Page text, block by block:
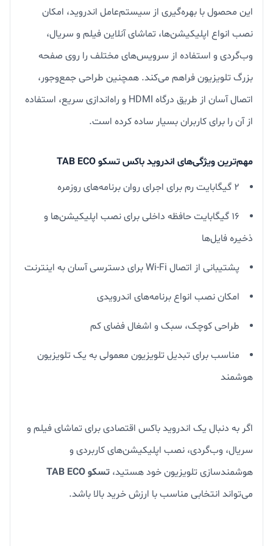
این محصول با بهره‌گیری از سیستم‌عامل اندروید، امکان
نصب انواع اپلیکیشن‌ها، تماشای آنلاین فیلم و سریال،
وب‌گردی و استفاده از سرویس‌های مختلف را روی صفحه
بزرگ تلویزیون فراهم می‌کند. همچنین طراحی جمع‌وجور،
اتصال آسان از طریق درگاه HDMI و راه‌اندازی سریع، استفاده
از آن را برای کاربران بسیار ساده کرده است.
مهم‌ترین ویژگی‌های اندروید باکس تسکو TAB ECO
۲ گیگابایت رم برای اجرای روان برنامه‌های روزمره
۱۶ گیگابایت حافظه داخلی برای نصب اپلیکیشن‌ها و
ذخیره فایل‌ها
پشتیبانی از اتصال Wi-Fi برای دسترسی آسان به اینترنت
امکان نصب انواع برنامه‌های اندرویدی
طراحی کوچک، سبک و اشغال فضای کم
مناسب برای تبدیل تلویزیون معمولی به یک تلویزیون
هوشمند
اگر به دنبال یک اندروید باکس اقتصادی برای تماشای فیلم و
سریال، وب‌گردی، نصب اپلیکیشن‌های کاربردی و
هوشمندسازی تلویزیون خود هستید، تسکو TAB ECO
می‌تواند انتخابی مناسب با ارزش خرید بالا باشد.